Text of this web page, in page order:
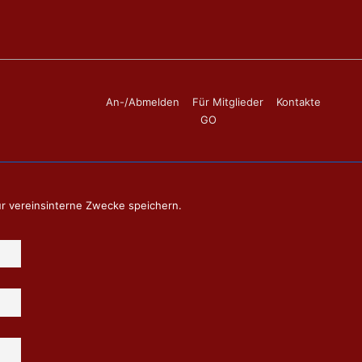
Footer-
An-/Abmelden Für Mitglieder
Kontakte
GO
vereinsinterne Zwecke speichern.